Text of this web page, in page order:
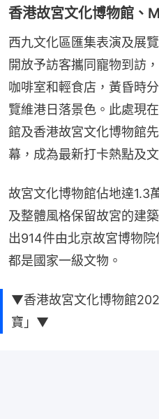
香港故宮文化博物館、
西九文化區匯集表演及展
開放予訪客攜同寵物到訪
咖啡室和輕食店，黃昏時
覽維港日落景色。此處現
館及香港故宮文化博物館
幕，成為最新打卡熱點及
故宮文化博物館佔地達1.3
及整體風格保留故宮的建
出914件由北京故宮博物
都是國家一級文物。
▼香港故宮文化博物館
寶」▼